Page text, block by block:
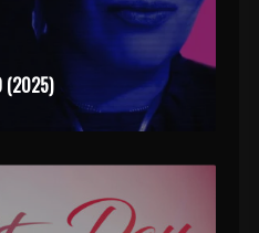
(2025)